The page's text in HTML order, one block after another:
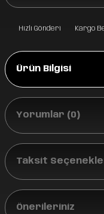
Hızlı Gönderi Kargo
Ürün Bilgisi
Yorumlar (0)
Taksit
Önerileriniz